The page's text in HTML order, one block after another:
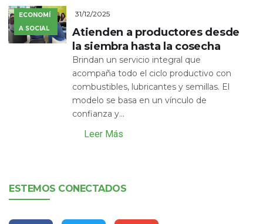
ECONOMÍ
A SOCIAL
31/12/2025
Atienden a productores desde
la siembra hasta la cosecha
Brindan un servicio integral que
acompaña todo el ciclo productivo con
combustibles, lubricantes y semillas. El
modelo se basa en un vínculo de
confianza y...
Leer Más
ESTEMOS CONECTADOS